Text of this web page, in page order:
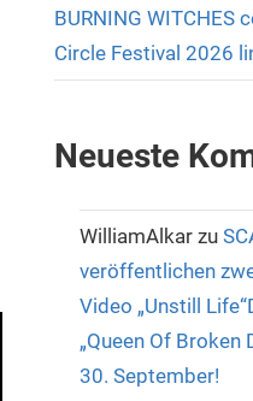
BURNING WITCHES
Circle Festival 2026
Neueste
WilliamAlkar zu
veröffentlichen
Video „Unstill
„Queen Of Broken
30. September!